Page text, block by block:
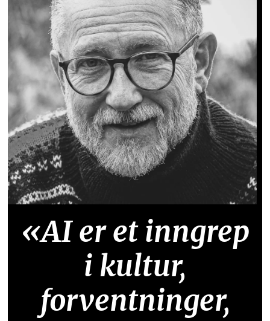
«AI er et inngrep
i kultur,
forventninger,